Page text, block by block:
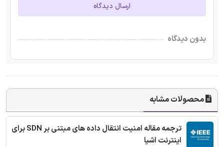
ارسال دیدگاه
بدون دیدگاه
محصولات مشابه
ترجمه مقاله امنیت انتقال داده های مبتنی بر SDN برای
اینترنت اشیا